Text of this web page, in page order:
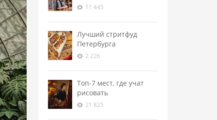
11 445
Лучший стритфуд
Петербурга
2 226
Топ-7 мест, где учат
рисовать
21 825